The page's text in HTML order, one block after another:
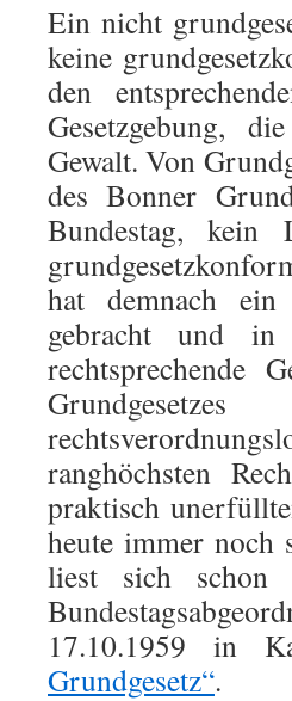
Ein nicht
keine
den
Gesetzgebung,
Gewalt. Von
des Bonner
Bundestag, kein
hat demnach ein
gebracht und in
rechtsprechende
ranghöchsten
praktisch
heute immer noch
liest sich schon
17.10.1959 in
Grundgesetz“.